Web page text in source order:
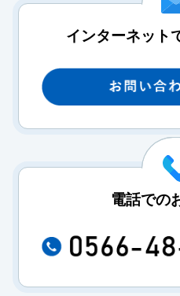
インターネット
電話での